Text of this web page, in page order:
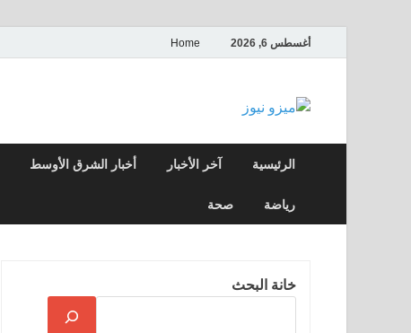
أغسطس 6, 2026 Home
ميزو نيوز
الرئيسية آخر الأخبار أخبار الشرق الأوسط
رياضة صحة
خانة البحث